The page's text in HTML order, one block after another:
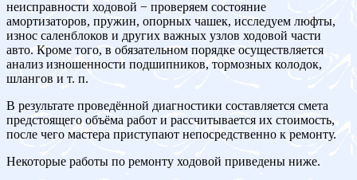
неисправности ходовой − проверяем состояние
амортизаторов, пружин, опорных чашек, исследуем люфты,
износ саленблоков и других важных узлов ходовой части
авто. Кроме того, в обязательном порядке осуществляется
анализ изношенности подшипников, тормозных колодок,
шлангов и т. п.
В результате проведённой диагностики составляется смета
предстоящего объёма работ и рассчитывается их стоимость,
после чего мастера приступают непосредственно к ремонту.
Некоторые работы по ремонту ходовой приведены ниже.